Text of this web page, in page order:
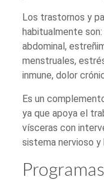
Los trastornos y
habitualmente
abdominal,
menstruales,
inmune, dolor
Es un
ya que apoya el
vísceras con
sistema nervioso y